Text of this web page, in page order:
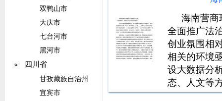
双鸭山市
大庆市
七台河市
黑河市
四川省
甘孜藏族自治州
宜宾市
海南营商
全面推广法
创业氛围相
相关的环境
设大数据分
态、人文等
2017年城市